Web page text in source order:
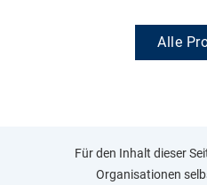
Alle
Für den Inhalt dieser
Organisationen